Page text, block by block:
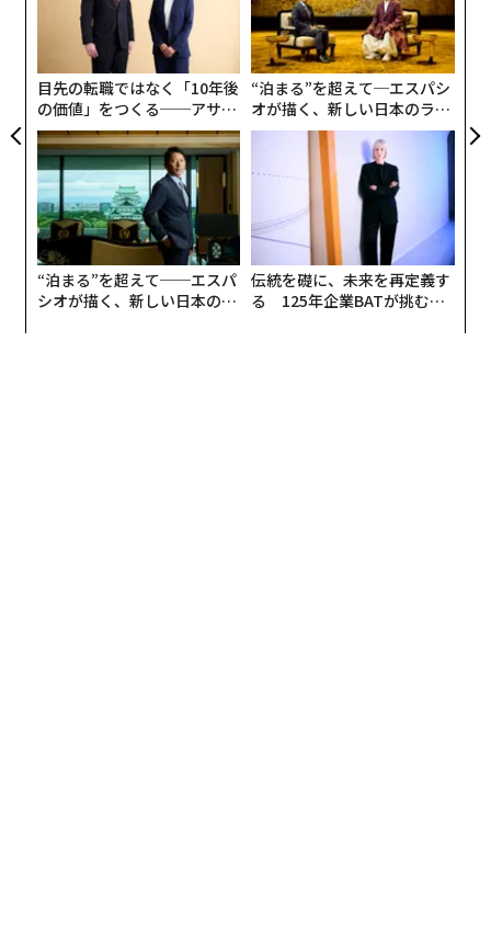
目先の転職ではなく「10年後
の価値」をつくる──アサイ
ンの長期伴走型支援とは
“泊まる”を超えて─エスパシ
オが描く、新しい日本のラグ
ジュアリー（中編）
“泊まる”を超えて──エスパ
シオが描く、新しい日本のラ
伝統を礎に、未来を再定義す
る 125年企業BATが挑むス